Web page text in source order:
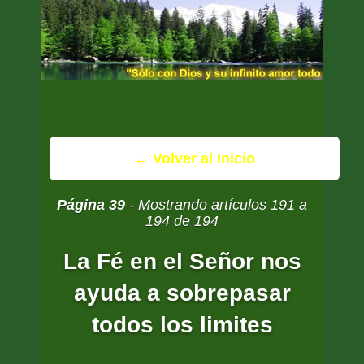
← Volver al Inicio
Página 39 - Mostrando artículos 191 a
194 de 194
La Fé en el Señor nos
ayuda a sobrepasar
todos los limites